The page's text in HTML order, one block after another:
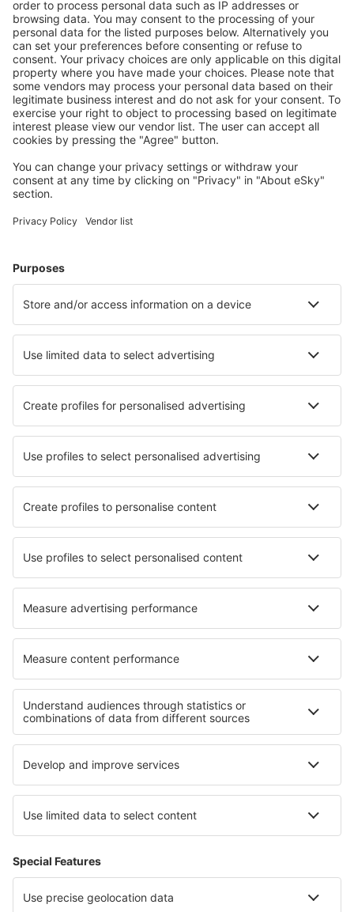
Economiseşte mai mult
Prețuri atractive și oferte speciale pentru utilizatorii
conectați.
Cazarea preferată
Alege din peste 1,3 mil. de opţiuni: hoteluri, cabane,
apartamente și altele.
Cele mai căutate hoteluri de către utilizatorii eSky
Hoteluri în Germania - Orașe populare
Hoteluri Westerhever
Hoteluri în Westerland Hoteluri în Norderney
Hoteluri în Tinnum Hoteluri în Bad Reichenhall
Hoteluri în Essen Hoteluri în Laboe
Cele mai bune hoteluri - orașe
Hoteluri în Hayle Hoteluri în Aguining
Hoteluri în Haeska Hoteluri în Anavyssos
Hoteluri în Kenitra Hoteluri în Golful Xemxija
Hoteluri în Drymen Hoteluri în Revel (Haute-Garonne)
Cele mai bune hoteluri - regiuni
Hoteluri in Renania-Palatinat
Hoteluri on North Sea Coast Hoteluri în Sylt
Hoteluri in Allgau Hoteluri in Bieszczady Mountains
Hoteluri in Parcul Național Magurski
Hoteluri in Cascada Niagara Hoteluri în Coffee Triangle